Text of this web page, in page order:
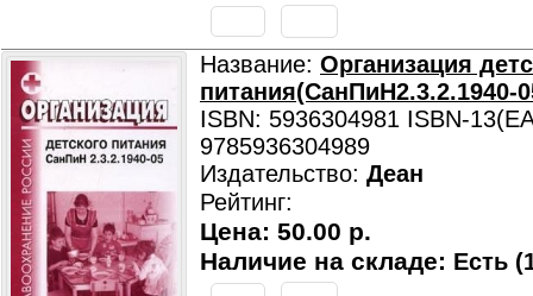
Название: Организация
питания(СанПиН2.3.2.1940-
ISBN: 5936304981 ISBN-
9785936304989
Издательство: Деан
Рейтинг:
Цена: 50.00 р.
Наличие на складе: Есть